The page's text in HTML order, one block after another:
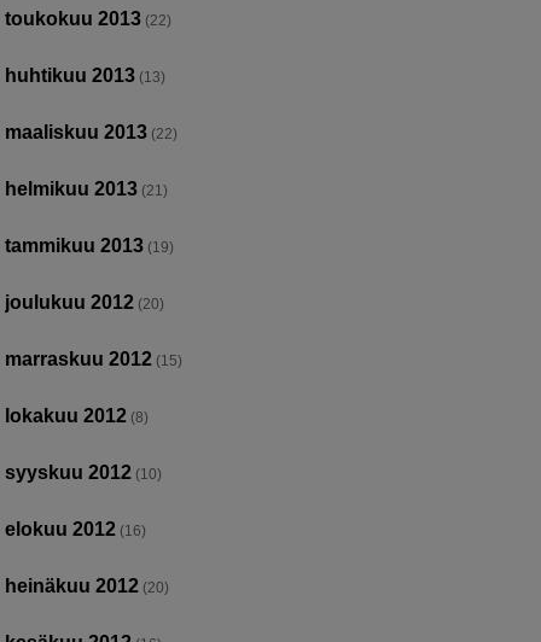
toukokuu 2013 (22)
huhtikuu 2013 (13)
maaliskuu 2013 (22)
helmikuu 2013 (21)
tammikuu 2013 (19)
joulukuu 2012 (20)
marraskuu 2012 (15)
lokakuu 2012 (8)
syyskuu 2012 (10)
elokuu 2012 (16)
heinäkuu 2012 (20)